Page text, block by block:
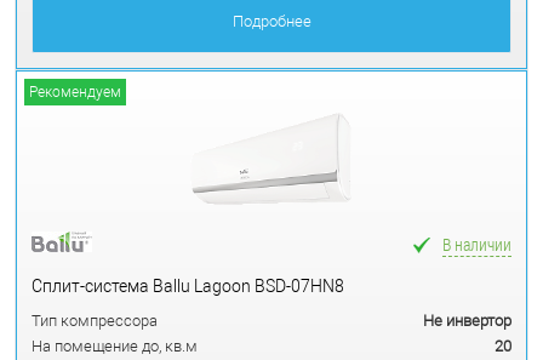
Подробнее
Рекомендуем
В наличии
Сплит-система Ballu Lagoon BSD-07HN8
Тип компрессора
Не инвертор
На помещение до, кв.м
20